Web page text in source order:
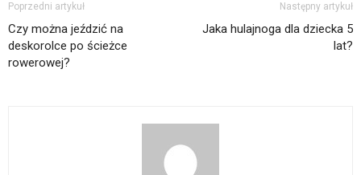
Poprzedni artykuł
Czy można jeździć na
deskorolce po ścieżce
rowerowej?
Następny artykuł
Jaka hulajnoga dla dziecka 5
lat?